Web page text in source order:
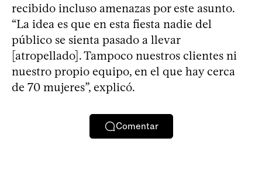
recibido incluso amenazas por este asunto.
“La idea es que en esta fiesta nadie del
público se sienta pasado a llevar
[atropellado]. Tampoco nuestros clientes ni
nuestro propio equipo, en el que hay cerca
de 70 mujeres”, explicó.
Comentar